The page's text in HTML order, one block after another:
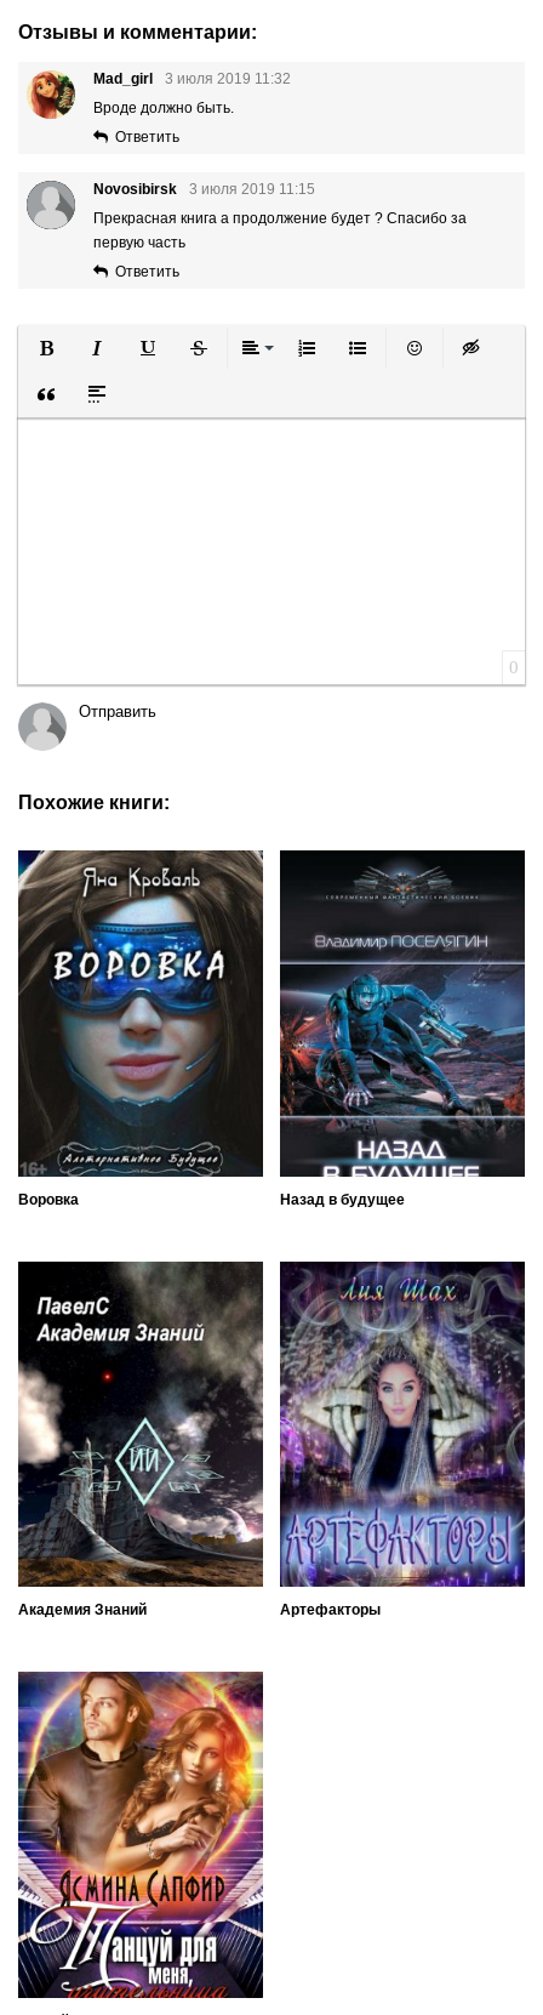
Отзывы и комментарии:
Mad_girl
3 июля 2019 11:32
Вроде должно быть.
Ответить
Novosibirsk
3 июля 2019 11:15
Прекрасная книга а продолжение будет ? Спасибо за
первую часть
Ответить
Вставка цитаты
Вставка спойлера
0
Отправить
Похожие книги:
Воровка Назад в будущее
Академия Знаний Артефакторы